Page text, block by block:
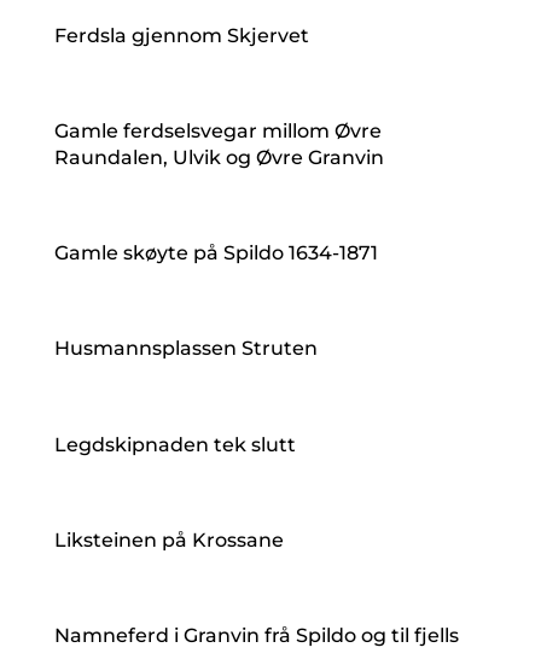
Ferdsla gjennom Skjervet
Gamle ferdselsvegar millom Øvre
Raundalen, Ulvik og Øvre Granvin
Gamle skøyte på Spildo 1634-1871
Husmannsplassen Struten
Legdskipnaden tek slutt
Liksteinen på Krossane
Namneferd i Granvin frå Spildo og til fjells